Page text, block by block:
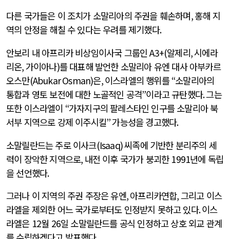
다른 국가들은 이 조치가 소말리아의 주권을 훼손하며,홍해 지
역의 안정을 해칠 수 있다는 우려를 제기했다.
안보리 내 아프리카 비상임이사국 그룹인A3+(알제리,시에라
리온,가이아나)를 대표해 발언한 소말리아 유엔 대사 아부카르
오스만(Abukar Osman)은,이스라엘의 행위를“소말리아의
통합과 영토 보전에 대한 노골적인 공격”이라고 규탄했다.그는
또한 이스라엘이 “가자지구의 팔레스타인 인구를 소말리아 북
서부 지역으로 강제 이주시킬”가능성을 경고했다.
소말릴란드는 주로 이사크(Isaaq)씨족에 기반한 분리주의 세
력이 장악한 지역으로, 내전 이후 국가가 붕괴한 1991년에 독립
을 선언했다.
그러나 이 지역의 주권 주장은 유엔,아프리카연합,그리고 이스
라엘을 제외한 어느 국가로부터도 인정받지 못하고 있다.이스
라엘은 12월 26일 소말릴란드를 공식 인정하고 상호 외교 관계